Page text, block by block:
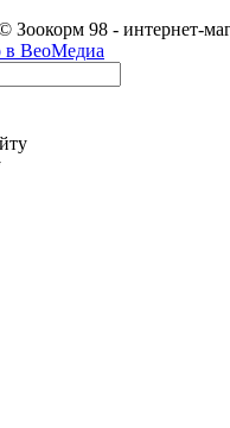
Зоокорм 98 - интернет-
в ВеоМедиа